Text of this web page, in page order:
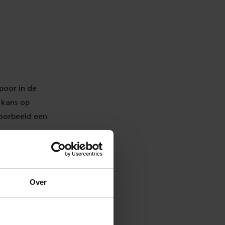
Over
in de
op
een